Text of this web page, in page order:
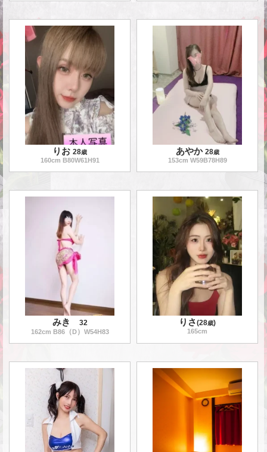
りお 28歳
160cm B80W61 H91
あやか 28歳
153cm W59B78H89
みき 32
162cm B86（ D） W54H83
りさ(28歳)
165cm